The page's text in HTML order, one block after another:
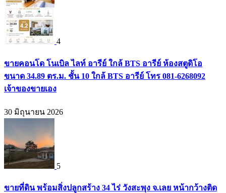
4
ขายคอนโด โนเบิล ไลท์ อารีย์ ใกล้ BTS อารีย์ ห้องสตูดิโอ
ขนาด 34.89 ตร.ม. ชั้น 10 ใกล้ BTS อารีย์ โทร 081-6268092
เจ้าของขายเอง
30 มิถุนายน 2026
5
ขายที่ดิน พร้อมสิ่งปลูกสร้าง 34 ไร่ วังสะพุง จ.เลย หน้ากว้างติด